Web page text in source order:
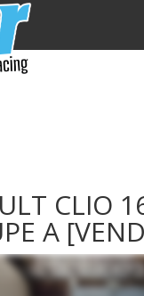
CLIO
A